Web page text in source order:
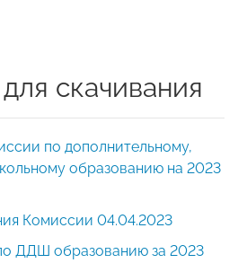
скачивания
по дополнительному,
образованию на 2023
Комиссии 04.04.2023
ДДШ образованию за 2023